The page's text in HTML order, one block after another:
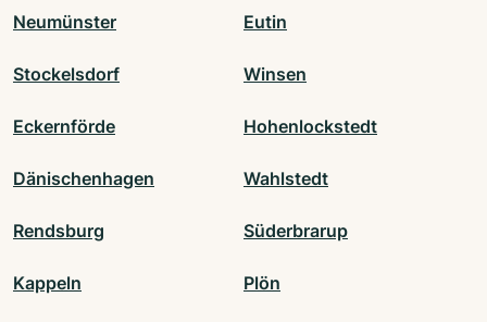
Neumünster Eutin
Stockelsdorf Winsen
Eckernförde Hohenlockstedt
Dänischenhagen Wahlstedt
Rendsburg Süderbrarup
Kappeln Plön